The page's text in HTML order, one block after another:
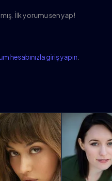
İlk yorumu sen yap!
hesabınızla giriş yapın